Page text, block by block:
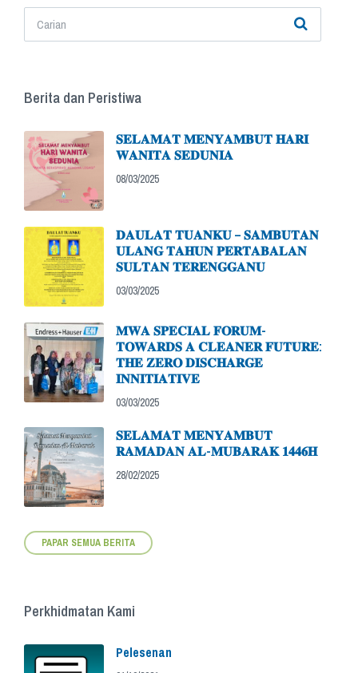
Berita dan Peristiwa
𝐒𝐄𝐋𝐀𝐌𝐀𝐓 𝐌𝐄𝐍𝐘𝐀𝐌𝐁𝐔𝐓 𝐇𝐀𝐑𝐈
𝐖𝐀𝐍𝐈𝐓𝐀 𝐒𝐄𝐃𝐔𝐍𝐈𝐀
08/03/2025
𝐃𝐀𝐔𝐋𝐀𝐓 𝐓𝐔𝐀𝐍𝐊𝐔 – 𝐒𝐀𝐌𝐁𝐔𝐓𝐀𝐍
𝐔𝐋𝐀𝐍𝐆 𝐓𝐀𝐇𝐔𝐍 𝐏𝐄𝐑𝐓𝐀𝐁𝐀𝐋𝐀𝐍
𝐒𝐔𝐋𝐓𝐀𝐍 𝐓𝐄𝐑𝐄𝐍𝐆𝐆𝐀𝐍𝐔
03/03/2025
𝐌𝐖𝐀 𝐒𝐏𝐄𝐂𝐈𝐀𝐋 𝐅𝐎𝐑𝐔𝐌-
𝐓𝐎𝐖𝐀𝐑𝐃𝐒 𝐀 𝐂𝐋𝐄𝐀𝐍𝐄𝐑 𝐅𝐔𝐓𝐔𝐑𝐄:
𝐓𝐇𝐄 𝐙𝐄𝐑𝐎 𝐃𝐈𝐒𝐂𝐇𝐀𝐑𝐆𝐄
𝐈𝐍𝐍𝐈𝐓𝐈𝐀𝐓𝐈𝐕𝐄
03/03/2025
𝐒𝐄𝐋𝐀𝐌𝐀𝐓 𝐌𝐄𝐍𝐘𝐀𝐌𝐁𝐔𝐓
𝐑𝐀𝐌𝐀𝐃𝐀𝐍 𝐀𝐋-𝐌𝐔𝐁𝐀𝐑𝐀𝐊 𝟏𝟒𝟒𝟔𝐇
28/02/2025
PAPAR SEMUA BERITA
Perkhidmatan Kami
Pelesenan